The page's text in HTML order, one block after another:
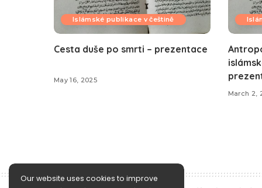
Islámské publikace v češtině
Cesta duše po smrti – prezentace
May 16, 2025
March 2,
Our website uses cookies to improve